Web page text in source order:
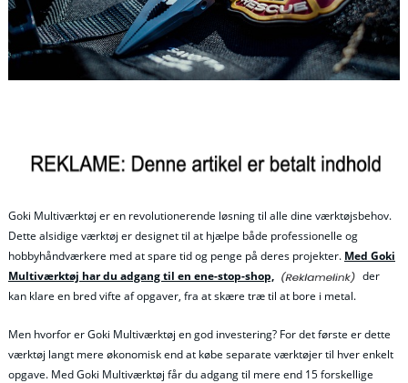
Goki Multiværktøj er en revolutionerende løsning til alle dine værktøjsbehov.
Dette alsidige værktøj er designet til at hjælpe både professionelle og
hobbyhåndværkere med at spare tid og penge på deres projekter. Med Goki
Multiværktøj har du adgang til en ene-stop-shop,
der
kan klare en bred vifte af opgaver, fra at skære træ til at bore i metal.
Men hvorfor er Goki Multiværktøj en god investering? For det første er dette
værktøj langt mere økonomisk end at købe separate værktøjer til hver enkelt
opgave. Med Goki Multiværktøj får du adgang til mere end 15 forskellige